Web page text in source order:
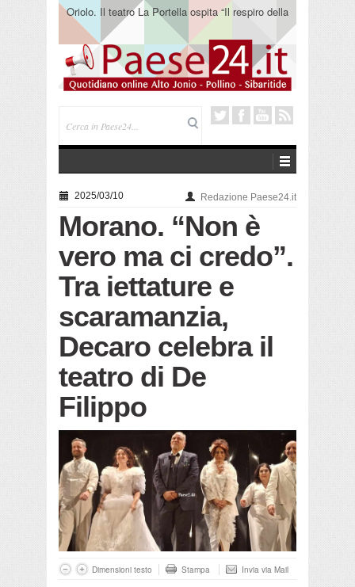
Oriolo. Il teatro La Portella ospita “Il respiro della
terra” del collettivo 365
2025/03/10 Redazione Paese24.it
Morano. “Non è
vero ma ci credo”.
Tra iettature e
scaramanzia,
Decaro celebra il
teatro di De
Filippo
Dimensioni testo Stampa Invia via Mail